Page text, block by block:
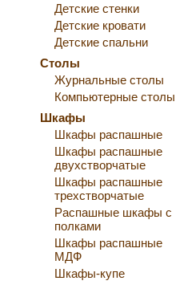
Детские стенки
Детские кровати
Детские спальни
Столы
Журнальные столы
Компьютерные столы
Шкафы
Шкафы распашные
Шкафы распашные
двухстворчатые
Шкафы распашные
трехстворчатые
Распашные шкафы с
полками
Шкафы распашные
МДФ
Шкафы-купе